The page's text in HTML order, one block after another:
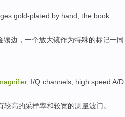
gold-plated by hand, the book
镶边 ，一个放大镜作为特殊的标记一同
, I/Q channels high speed A/D
较高的采样率和较宽的测量波门。